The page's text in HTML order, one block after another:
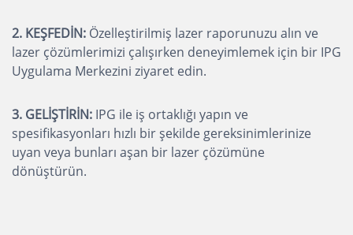
2. KEŞFEDİN: Özelleştirilmiş lazer raporunuzu alın ve
lazer çözümlerimizi çalışırken deneyimlemek için bir IPG
Uygulama Merkezini ziyaret edin.
3. GELİŞTİRİN: IPG ile iş ortaklığı yapın ve
spesifikasyonları hızlı bir şekilde gereksinimlerinize
uyan veya bunları aşan bir lazer çözümüne
dönüştürün.